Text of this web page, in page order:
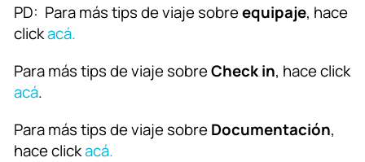
PD: Para más tips de viaje sobreequipaje, hace
clickacá.
Para más tips de viaje sobreCheck in, hace click
acá.
Para más tips de viaje sobreDocumentación,
hace clickacá.